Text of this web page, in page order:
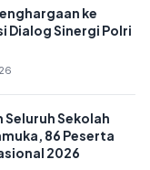
ke
Dialog Sinergi Polri
Seluruh Sekolah
86 Peserta
2026